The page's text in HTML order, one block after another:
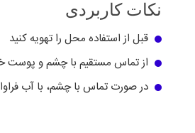
نکات کاربردی
قبل از استفاده محل را تهویه کنید
از تماس مستقیم با چشم و پوست
در صورت تماس با چشم، با آب